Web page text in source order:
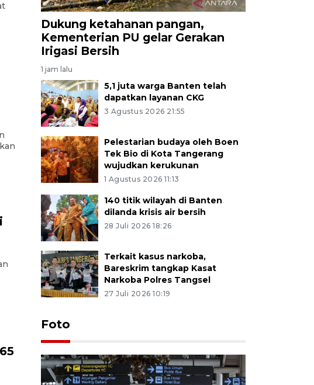
Dukung ketahanan pangan,
Kementerian PU gelar Gerakan
Irigasi Bersih
1 jam lalu
5,1 juta warga Banten telah
dapatkan layanan CKG
3 Agustus 2026 21:55
Pelestarian budaya oleh Boen
Tek Bio di Kota Tangerang
wujudkan kerukunan
1 Agustus 2026 11:13
140 titik wilayah di Banten
dilanda krisis air bersih
28 Juli 2026 18:26
Terkait kasus narkoba,
Bareskrim tangkap Kasat
Narkoba Polres Tangsel
27 Juli 2026 10:19
Foto